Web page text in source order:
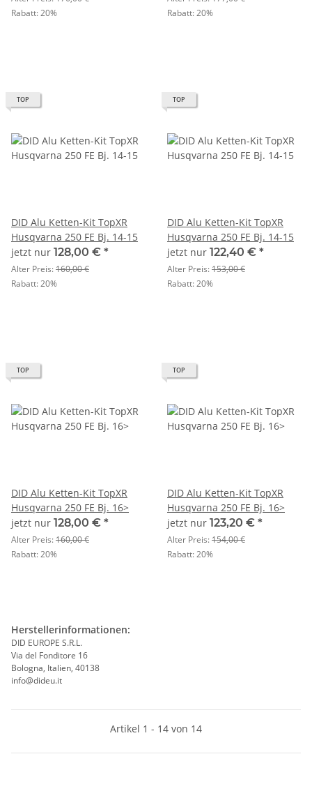
Rabatt:20%
Rabatt:20%
TOP
DID Alu Ketten-Kit TopXR
Husqvarna 250 FE Bj. 14-15
jetzt nur 128,00 € *
Alter Preis:160,00 €
Rabatt:20%
TOP
DID Alu Ketten-Kit TopXR
Husqvarna 250 FE Bj. 14-15
jetzt nur 122,40 € *
Alter Preis:153,00 €
Rabatt:20%
TOP
DID Alu Ketten-Kit TopXR
Husqvarna 250 FE Bj. 16>
jetzt nur 128,00 € *
Alter Preis:160,00 €
Rabatt:20%
TOP
DID Alu Ketten-Kit TopXR
Husqvarna 250 FE Bj. 16>
jetzt nur 123,20 € *
Alter Preis:154,00 €
Rabatt:20%
Herstellerinformationen:
DID EUROPE S.R.L.
Via del Fonditore 16
Bologna, Italien, 40138
info@dideu.it
Artikel 1 - 14 von 14